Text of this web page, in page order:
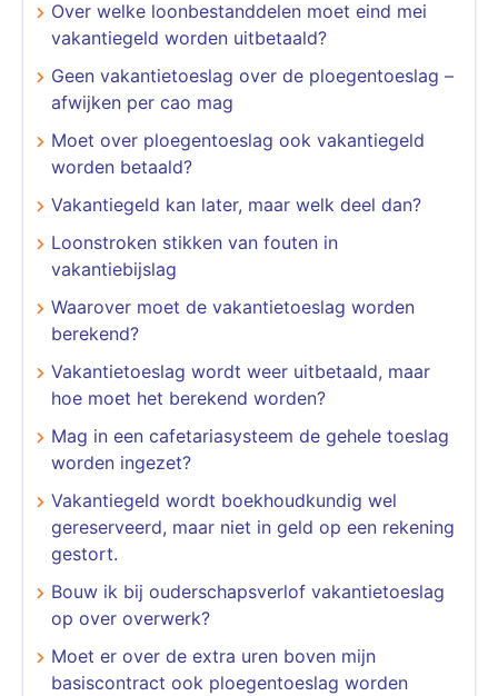
Over welke loonbestanddelen moet eind mei
vakantiegeld worden uitbetaald?
Geen vakantietoeslag over de ploegentoeslag –
afwijken per cao mag
Moet over ploegentoeslag ook vakantiegeld
worden betaald?
Vakantiegeld kan later, maar welk deel dan?
Loonstroken stikken van fouten in
vakantiebijslag
Waarover moet de vakantietoeslag worden
berekend?
Vakantietoeslag wordt weer uitbetaald, maar
hoe moet het berekend worden?
Mag in een cafetariasysteem de gehele toeslag
worden ingezet?
Vakantiegeld wordt boekhoudkundig wel
gereserveerd, maar niet in geld op een rekening
gestort.
Bouw ik bij ouderschapsverlof vakantietoeslag
op over overwerk?
Moet er over de extra uren boven mijn
basiscontract ook ploegentoeslag worden